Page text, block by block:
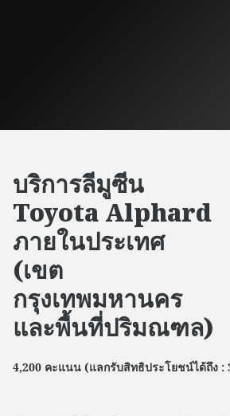
บริการลีมูซีน
Toyota Alphard
ภายในประเทศ
(เขต
กรุงเทพมหานคร
และพื้นที่ปริมณฑล)
4,200 คะแนน (แลกรับสิทธิประโยชน์ได้ถึง :